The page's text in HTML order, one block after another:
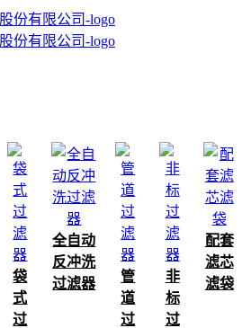
袋
式
过
全自动
反冲洗
过滤器
管
道
过
非
标
过
配套
滤芯
滤袋